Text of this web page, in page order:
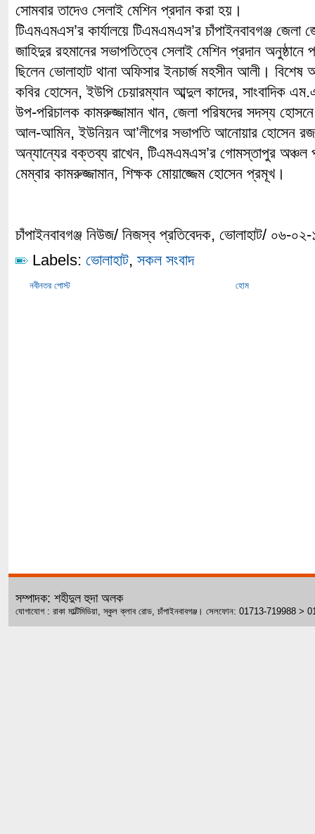
সোমবার তাদেও সেলাই মেশিন প্রদান করা হয়।
টিএমএমএস’র কার্যালয়ে টিএমএমএস’র চাঁপাইনবাবগঞ্জ জেলা
জাহিদুর রহমানের সভাপতিত্বে সেলাই মেশিন প্রদান
ছিলেন ভোলাহাট থানা অফিসার ইনচার্জ মহসীন আলী। বিশেষ
কবির হোসেন, ইউপি চেয়ারম্যান আব্দুল কাদের, সাংবাদিক
উপ-পরিচালক কামরুজ্জামান খান, জেলা পরিষদের সদস্য
আল-আমিন, ইউনিয়ন আ’লীগের সভাপতি আনোয়ার হোসেন
অন্যান্যের বক্তব্য রাখেন, টিএমএমএস’র গোমস্তাপুর
মেম্বার কামরুজ্জামান, শিক্ষক মোয়াজ্জেম হোসেন প্রমূখ।
চাঁপাইনবাবগঞ্জ নিউজ/ নিজস্ব প্রতিবেদক, ভোলাহাট/ ০৬-
Labels: ভোলাহাট, সকল সংবাদ
নবীনতর পোস্ট হোম
সম্পাদক: শহীদুল হুদা অলক
যোগাযোগ : রাকা মাল্টিমিডিয়া, স্কুল ক্লাব রোড, চাঁপাইনবাবগঞ্জ। সেলফোন: 01713-